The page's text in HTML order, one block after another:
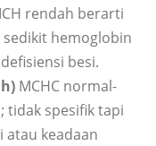
rendah berarti
hemoglobin
besi.
MCHC normal-
tidak spesifik tapi
atau keadaan